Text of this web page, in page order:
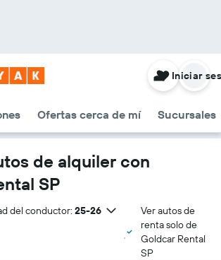
Ofertas cerca de mí Sucursales
Iniciar
de alquiler con
SP
del conductor: 25-26
Ver autos de
renta solo de
Goldcar Rental
SP